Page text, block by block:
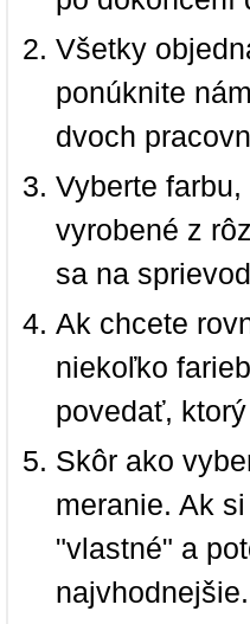
Všetky
ponúknite
dvoch
Vyberte
vyrobené z
sa na
Ak chcete
niekoľko
povedať,
Skôr ako
meranie. Ak
"vlastné" a
najvhodnejšie.